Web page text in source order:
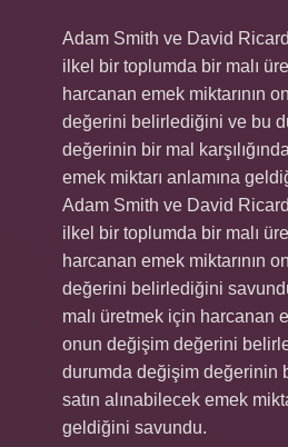
Adam Smith ve David
ilkel bir toplumda bir malı
harcanan emek miktarının
değerini belirlediğini ve bu
değerinin bir mal
emek miktarı anlamına
Adam Smith ve David
ilkel bir toplumda bir malı
harcanan emek miktarının
değerini belirlediğini
malı üretmek için harcanan
onun değişim değerini
durumda değişim değerinin
satın alınabilecek emek
geldiğini savundu.